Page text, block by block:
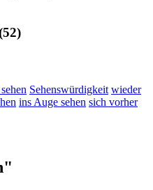
Sehenswürdigkeit wieder
ins Auge sehen sich vorher